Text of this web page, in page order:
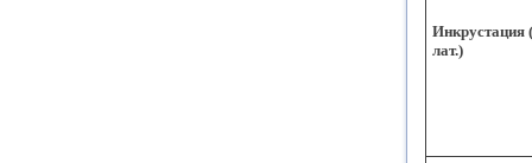
Инкрустация
лат.)